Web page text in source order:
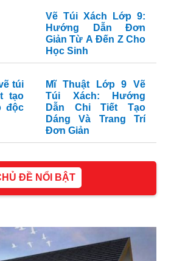
Vẽ Túi Xách Lớp 9:
Hướng Dẫn Đơn
Giản Từ A Đến Z Cho
Học Sinh
túi
tạo
độc
Mĩ Thuật Lớp 9 Vẽ
Túi Xách: Hướng
Dẫn Chi Tiết Tạo
Dáng Và Trang Trí
Đơn Giản
ĐỀ NỔI BẬT